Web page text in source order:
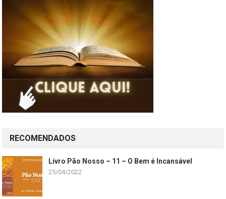
RECOMENDADOS
Livro Pão Nosso – 11 – O Bem é Incansável
25/04/2022